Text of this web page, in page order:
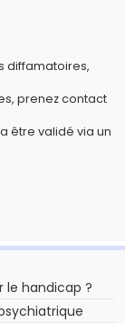
diffamatoires,
prenez contact
être validé via un
le handicap ?